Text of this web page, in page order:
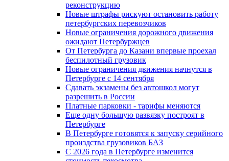
реконструкцию
Новые штрафы рискуют остановить работу
петербургских перевозчиков
Новые ограничения дорожного движения
ожидают Петербуржцев
От Петербурга до Казани впервые проехал
беспилотный грузовик
Новые ограничения движения начнутся в
Петербурге с 14 сентября
Сдавать экзамены без автошкол могут
разрешить в России
Платные парковки - тарифы меняются
Еще одну большую развязку построят в
Петербурге
В Петербурге готовятся к запуску серийного
произдства грузовиков БАЗ
С 2026 года в Петербурге изменится